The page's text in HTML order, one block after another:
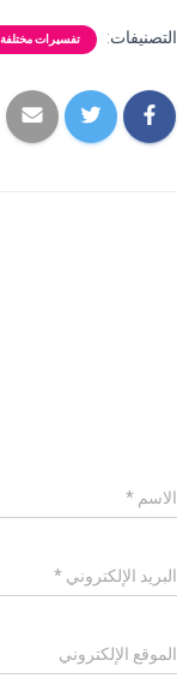
التصنيفات: تفسيرات مختلفة
الاسم *
البريد الإلكتروني *
الموقع الإلكتروني